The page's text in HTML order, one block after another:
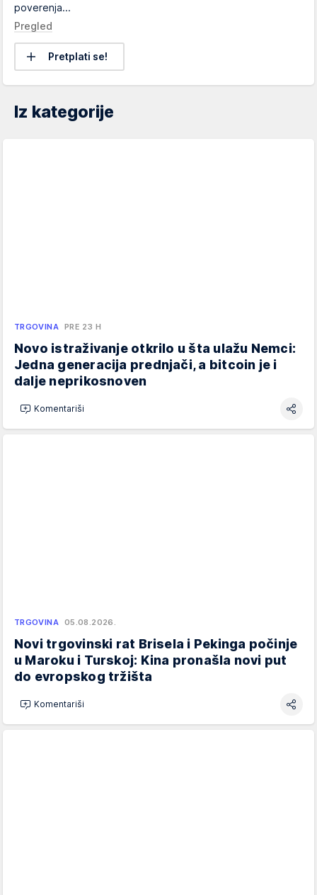
poverenja...
Pregled
Pretplati se!
Iz kategorije
TRGOVINA PRE 23 H
Novo istraživanje otkrilo u šta ulažu Nemci:
Jedna generacija prednjači, a bitcoin je i
dalje neprikosnoven
Komentariši
TRGOVINA 05.08.2026.
Novi trgovinski rat Brisela i Pekinga počinje
u Maroku i Turskoj: Kina pronašla novi put
do evropskog tržišta
Komentariši